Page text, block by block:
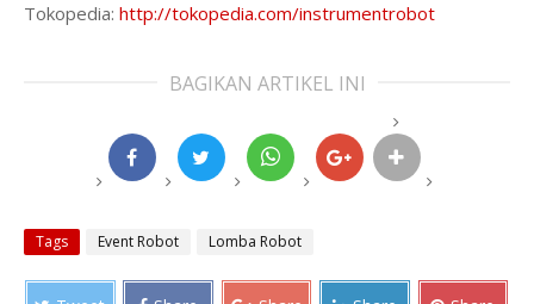
Tokopedia: http://tokopedia.com/instrumentrobot
BAGIKAN ARTIKEL INI
Tags Event Robot Lomba Robot